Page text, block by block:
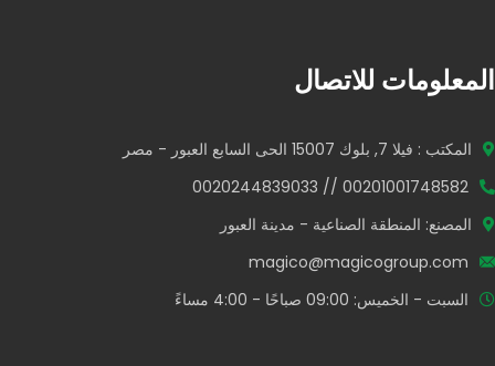
المعلومات للاتصال
المكتب : فيلا 7, بلوك 15007 الحى السابع العبور - مصر
00201001748582 // 0020244839033
المصنع: المنطقة الصناعية - مدينة العبور
magico@magicogroup.com
السبت - الخميس: 09:00 صباحًا - 4:00 مساءً